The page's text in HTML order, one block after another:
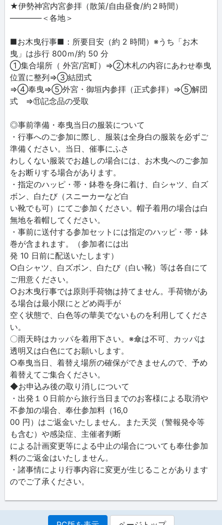
★伊勢神宮内宮参拝（散策/自由昼食/約２時間）
――――＜各地＞
■お木曳行事■：所要目安（約 2 時間）※うち「お木
曳」は歩行 800ｍ/約 50 分
①集合場所（ 外宮/宮町）⇒②木札の内容にあわせ奉曳
位置に整列⇒③結団式
⇒④奉曳⇒⑤外宮・御垣内参拝（正式参拝）⇒⑤解団
式 ⇒⑪記念品の受取
◎事前準備・奉曳当日の服装について
・行事へのご参加に際し、服装は全身白の服装を必ずご
準備ください。当日、催事にふさ
わしくない服装でお越しの場合には、お木曳へのご参加
をお断りする場合があります。
・指定のハッピ・帯・鉢巻を身に着け、白シャツ、白ズ
ボン、白たび（スニーカーなど白
い靴でも可）にてご参加ください。帽子着用の場合は白
無地を着帽してください。
・事前に送付する参加セットには指定のハッピ・帯・鉢
巻が含まれます。（参加者には出
発 10 日前に配送いたします）
○白シャツ、白ズボン、白たび（白い靴）等は各自にて
ご用意ください。
○お木曳行事では原則手荷物は持てません。手荷物があ
る場合は最小限にとどめ両手が
空く状態で、白色等の華美でないものを利用してくださ
い。
〇雨天時はカッパを着用下さい。※傘は不可、カッパは
透明又は白色にてお願いします。
○奉曳当日、着替え場所の確保ができませんので、予め
着替えてご集合ください。
◆お申込み後の取り消しについて
・出発１０日前から旅行当日までのお客様による取消や
不参加の場合、奉仕参加料（16,0
00 円）はご返金いたしません。また天災（警報発令等
も含む）や感染症、主催者判断
による計画変更等による中止の場合についても奉仕参加
料のご返金はいたしません。
・諸事情により行事内容に変更が生じることがあります
のでご了承ください。